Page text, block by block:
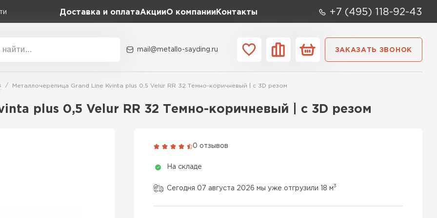
Доставка и оплатаАкцииО компании Контакты +7 (495) 118-92-43
Коллекция
Classic Grand Line
Доборные элементы
mail@metallo-sayding.ru ЗАКАЗАТЬ ЗВОНОК
Металлочерепица Grand Line Kvinta plus 0,5 Velur RR 32 Темно-коричневый | c 3D резом
plus 0,5 Velur RR 32 Темно-коричневый | c 3D резом
0 отзывов
На складе
Сегодня 07 августа 2026 мы уже отгрузили 18 м3